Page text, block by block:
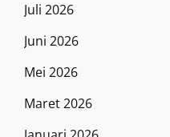
Juli 2026
Juni 2026
Mei 2026
Maret 2026